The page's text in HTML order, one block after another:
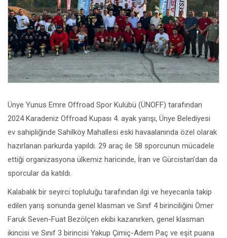
Ünye Yunus Emre Offroad Spor Kulübü (ÜNOFF) tarafından
2024 Karadeniz Offroad Kupası 4. ayak yarışı, Ünye Belediyesi
ev sahipliğinde Sahilköy Mahallesi eski havaalanında özel olarak
hazırlanan parkurda yapıldı. 29 araç ile 58 sporcunun mücadele
ettiği organizasyona ülkemiz haricinde, İran ve Gürcistan’dan da
sporcular da katıldı.
Kalabalık bir seyirci topluluğu tarafından ilgi ve heyecanla takip
edilen yarış sonunda genel klasman ve Sınıf 4 birinciliğini Ömer
Faruk Seven-Fuat Bezölçen ekibi kazanırken, genel klasman
ikincisi ve Sınıf 3 birincisi Yakup Çimiç-Adem Paç ve eşit puana